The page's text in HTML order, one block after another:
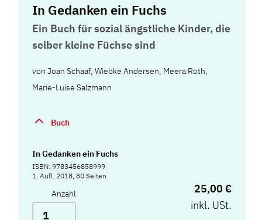
In Gedanken ein Fuchs
Ein Buch für sozial ängstliche Kinder, die
selber kleine Füchse sind
vonJoan Schaaf,Wiebke Andersen, Meera Roth,
Marie-Luise Salzmann
Buch
In Gedanken ein Fuchs
ISBN: 9783456858999
1. Aufl. 2018, 80 Seiten
Anzahl
25,00 €
inkl. USt.